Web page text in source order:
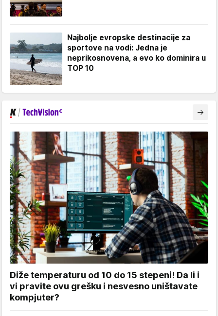
Najbolje evropske destinacije za
sportove na vodi: Jedna je
neprikosnovena, a evo ko dominira u
TOP 10
Diže temperaturu od 10 do 15 stepeni! Da li i
vi pravite ovu grešku i nesvesno uništavate
kompjuter?